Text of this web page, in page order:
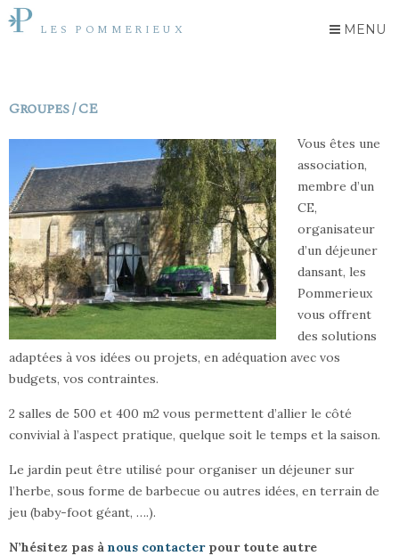
LES POMMERIEUX MENU
Groupes / CE
Vous êtes une
association,
membre d’un
CE,
organisateur
d’un déjeuner
dansant, les
Pommerieux
vous offrent
des solutions
adaptées à vos idées ou projets, en adéquation avec vos
budgets, vos contraintes.
2 salles de 500 et 400 m2 vous permettent d’allier le côté
convivial à l’aspect pratique, quelque soit le temps et la saison.
Le jardin peut être utilisé pour organiser un déjeuner sur
l’herbe, sous forme de barbecue ou autres idées, en terrain de
jeu (baby-foot géant, ….).
N’hésitez pas à nous contacterpour toute autre